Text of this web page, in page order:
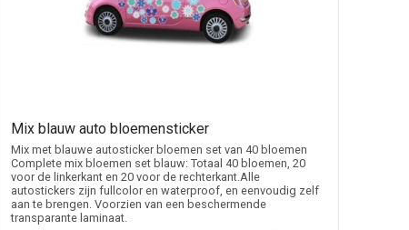
zijn op donkere auto’s.
aan de lak.
Mix blauw auto bloemensticker
Mix met blauwe autosticker bloemen set van 40 bloemen
Complete mix bloemen set blauw: Totaal 40 bloemen, 20
voor de linkerkant en 20 voor de rechterkant.Alle
autostickers zijn fullcolor en waterproof, en eenvoudig zelf
aan te brengen. Voorzien van een beschermende
transparante laminaat.